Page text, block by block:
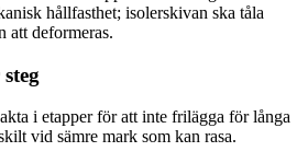
hållfasthet; isolerskivan ska tåla
att deformeras.
i etapper för att inte frilägga för långa
vid sämre mark som kan rasa.